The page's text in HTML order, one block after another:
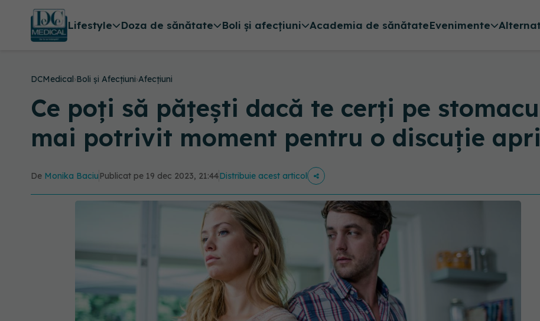
Lifestyle Doza de sănătate Boli și afecțiuni Academia de sănătateEvenimente
DCMedical›Boli și Afecțiuni›Afecțiuni
Ce poți să pățești dacă te cerți pe
mai potrivit moment pentru o discuție
De Monika Baciu Publicat pe 19 dec 2023, 21:44Distribuie acest articol